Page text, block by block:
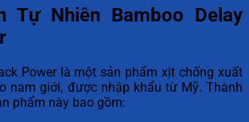
Tự Nhiên Bamboo Delay
Power là một sản phẩm xịt chống xuất
nam giới, được nhập khẩu từ Mỹ. Thành
phẩm này bao gồm: